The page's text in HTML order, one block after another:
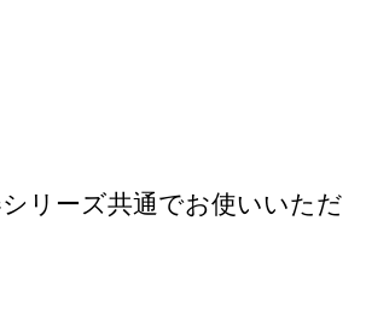
リーズ共通でお使いいただ